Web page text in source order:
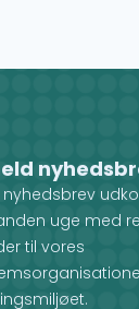
nyhedsbrev
uge med
til vores